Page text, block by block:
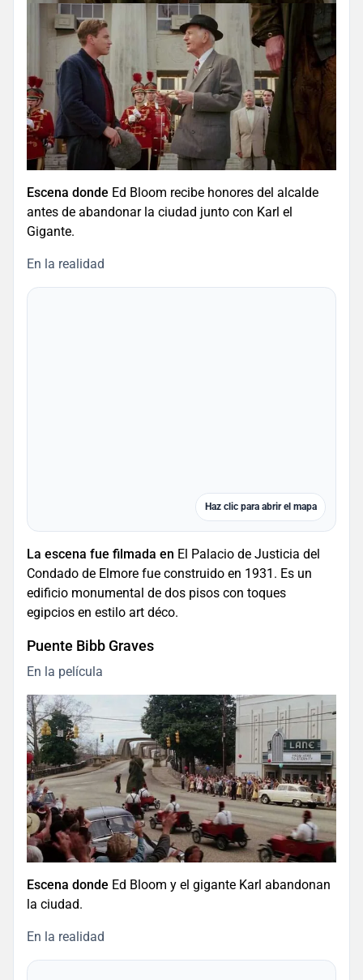
Escena donde Ed Bloom recibe honores del alcalde
antes de abandonar la ciudad junto con Karl el
Gigante.
En la realidad
Haz clic para abrir el mapa
La escena fue filmada en El Palacio de Justicia del
Condado de Elmore fue construido en 1931. Es un
edificio monumental de dos pisos con toques
egipcios en estilo art déco.
Puente Bibb Graves
En la película
Escena donde Ed Bloom y el gigante Karl abandonan
la ciudad.
En la realidad